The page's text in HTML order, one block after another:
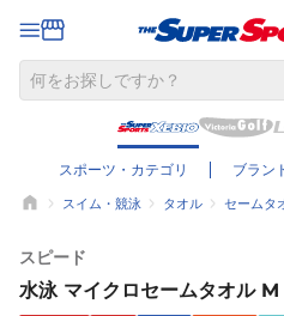
スポーツ・カテゴリ ブラン
スイム・競泳 タオル セームタ
スピード
水泳 マイクロセームタオル